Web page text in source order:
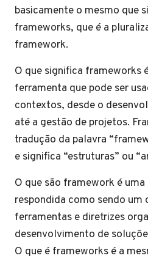
basicamente o mesmo que
frameworks, que é a
framework.
O que significa frameworks
ferramenta que pode ser
contextos, desde o
até a gestão de projetos.
tradução da palavra
e significa “estruturas” ou
O que são framework é
respondida como sendo um
ferramentas e diretrizes
desenvolvimento de
O que é frameworks é a